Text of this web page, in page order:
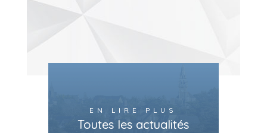
EN LIRE PLUS
Toutes les actualités